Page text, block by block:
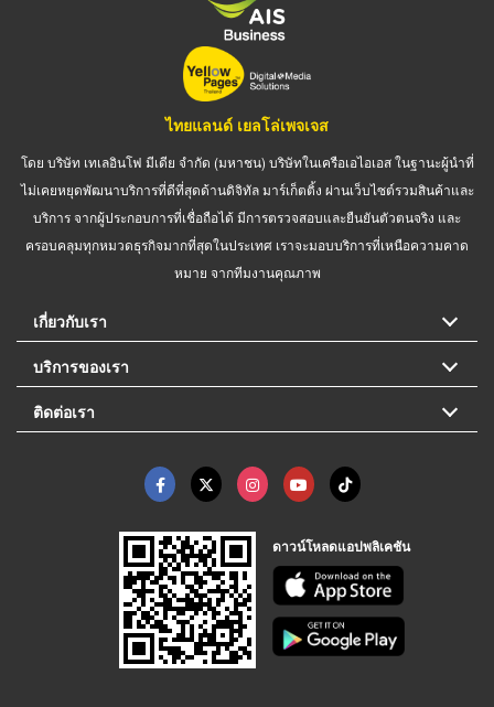
ไทยแลนด์ เยลโล่เพจเจส
โดย บริษัท เทเลอินโฟ มีเดีย จำกัด (มหาชน) บริษัทในเครือเอไอเอส ในฐานะผู้นำที่
ไม่เคยหยุดพัฒนาบริการที่ดีที่สุดด้านดิจิทัล มาร์เก็ตติ้ง ผ่านเว็บไซต์รวมสินค้าและ
บริการ จากผู้ประกอบการที่เชื่อถือได้ มีการตรวจสอบและยืนยันตัวตนจริง และ
ครอบคลุมทุกหมวดธุรกิจมากที่สุดในประเทศ เราจะมอบบริการที่เหนือความคาด
หมาย จากทีมงานคุณภาพ
เกี่ยวกับเรา
บริการของเรา
ติดต่อเรา
ดาวน์โหลดแอปพลิเคชัน